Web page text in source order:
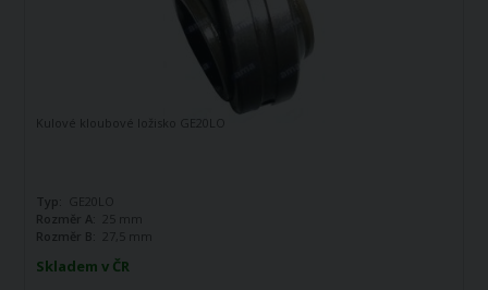
Skladem v ČR
Kulové kloubové ložisko GE20LO
Typ:
GE20LO
Rozměr A:
25 mm
Rozměr B:
27,5 mm